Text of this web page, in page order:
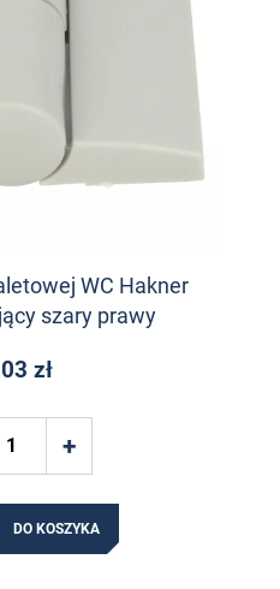
WC Hakner
szary prawy
zł
DO KOSZYKA